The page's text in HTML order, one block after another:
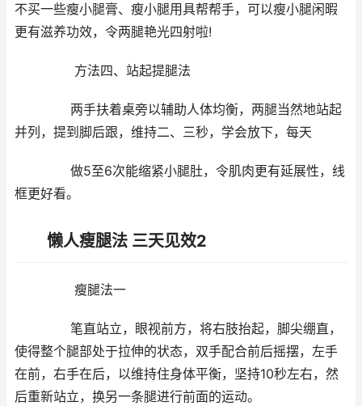
不买一些瘦小腿膏、瘦小腿用具帮帮手，可以瘦小腿闲暇
更有滋养功效，令两腿艳光四射啦!
方法四、站起提腿法
两手扶着桌旁以辅助人体均衡，两腿当然地站起
并列，提到脚后跟，维持二、三秒，学会放下，每天
做5至6次能缩紧小腿肚，令肌肉更有延展性，线
框更好看。
懒人瘦腿法 三天见效2
瘦腿法一
笔直站立，眼视前方，将右肢抬起，脚尖绷直，
使得整个腿部处于拉伸的状态，双手配合前后摇摆，左手
在前，右手在后，以维持住身体平衡，坚持10秒左右，然
后重新站立，换另一条腿进行前面的运动。